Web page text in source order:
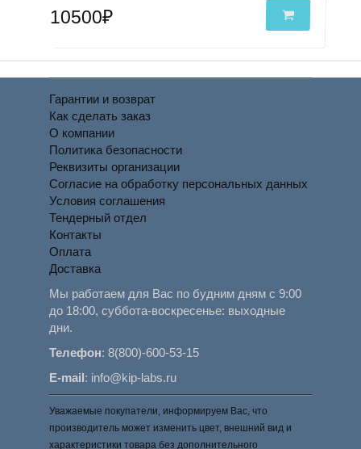
10500₽
Гарантии и возврат
Как сделать заказ
О компании
Политика безопасности
Реквизиты организации
Согласие на обработку персональных данных
Условия соглашения
Тендерный отдел
Контакты
Оплата
Доставка
Мы работаем для Вас по будним дням с 9:00
до 18:00, суббота-воскресенье: выходные
дни.
Телефон:8(800)-600-53-15
E-mail: info@kip-labs.ru
Уважаемые покупатели, информируем Вас, что
производитель может изменить цвет, внешний вид и
характеристики товара без дополнительного